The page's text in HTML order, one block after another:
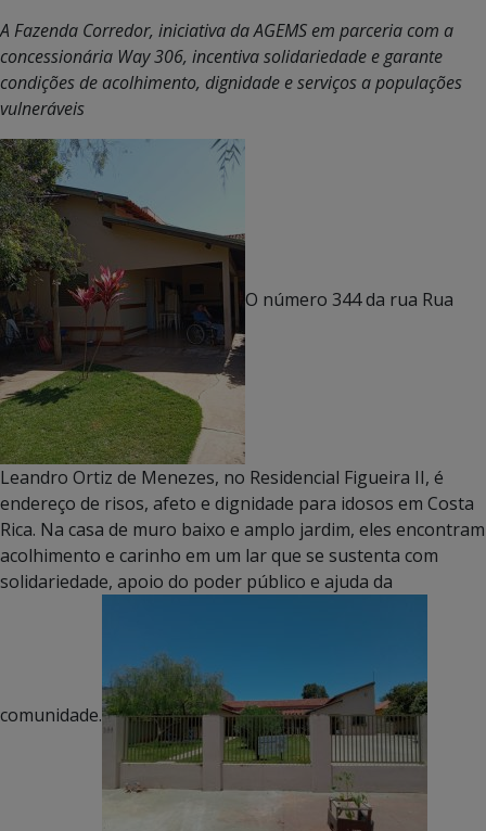
A Fazenda Corredor, iniciativa da AGEMS em parceria com a
concessionária Way 306, incentiva solidariedade e garante
condições de acolhimento, dignidade e serviços a populações
vulneráveis
O número 344 da rua Rua
Leandro Ortiz de Menezes, no Residencial Figueira II, é
endereço de risos, afeto e dignidade para idosos em Costa
Rica. Na casa de muro baixo e amplo jardim, eles encontram
acolhimento e carinho em um lar que se sustenta com
solidariedade, apoio do poder público e ajuda da
comunidade.